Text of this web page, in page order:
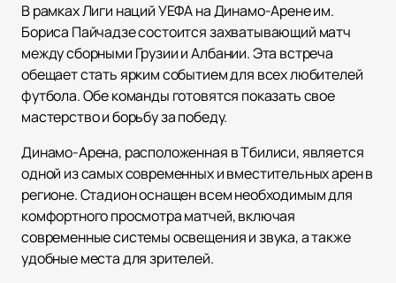
В рамках Лиги наций УЕФА на Динамо-Арене им.
Бориса Пайчадзе состоится захватывающий матч
между сборными Грузии и Албании. Эта встреча
обещает стать ярким событием для всех любителей
футбола. Обе команды готовятся показать свое
мастерство и борьбу за победу.
Динамо-Арена, расположенная в Тбилиси, является
одной из самых современных и вместительных арен в
регионе. Стадион оснащен всем необходимым для
комфортного просмотра матчей, включая
современные системы освещения и звука, а также
удобные места для зрителей.